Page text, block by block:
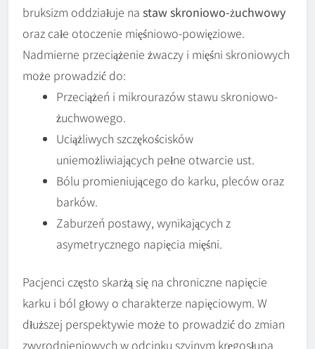
bruksizm oddziałuje na staw skroniowo-żuchwowy
oraz całe otoczenie mięśniowo-powięziowe.
Nadmierne przeciążenie żwaczy i mięśni skroniowych
może prowadzić do:
Przeciążeń i mikrourazów stawu skroniowo-
żuchwowego.
Uciążliwych szczękościsków
uniemożliwiających pełne otwarcie ust.
Bólu promieniującego do karku, pleców oraz
barków.
Zaburzeń postawy, wynikających z
asymetrycznego napięcia mięśni.
Pacjenci często skarżą się na chroniczne napięcie
karku i ból głowy o charakterze napięciowym. W
dłuższej perspektywie może to prowadzić do zmian
zwyrodnieniowych w odcinku szyjnym kręgosłupa